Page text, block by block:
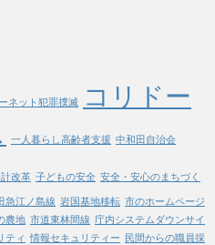
ネット犯罪撲滅
コリドー
一人暮らし高齢者支援 中和田自治会
改革 子どもの安全 安全・安心のまちづく
急江ノ島線 岩国基地移転 市のホームページ
農地 市道東林間線 庁内システムダウンサイ
ティ 情報セキュリティー 民間からの職員採